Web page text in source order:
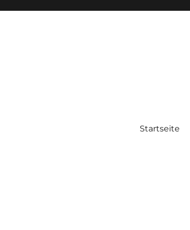
Startseite